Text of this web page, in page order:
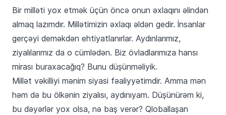
Bir milləti yox etmək üçün öncə onun əxlaqını əlindən
almaq lazımdır. Millətimizin əxlaqı əldən gedir. İnsanlar
gerçəyi deməkdən ehtiyatlanırlar. Aydınlarımız,
ziyalılarımız da o cümlədən. Biz övladlarımıza hansı
mirası buraxacağıq? Bunu düşünməliyik.
Millət vəkilliyi mənim siyasi fəaliyyətimdir. Amma mən
həm də bu ölkənin ziyalısı, aydınıyam. Düşünürəm ki,
bu dəyərlər yox olsa, nə baş verər? Qloballaşan